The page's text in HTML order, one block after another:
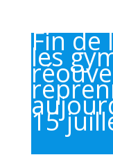
Fin de
les
15